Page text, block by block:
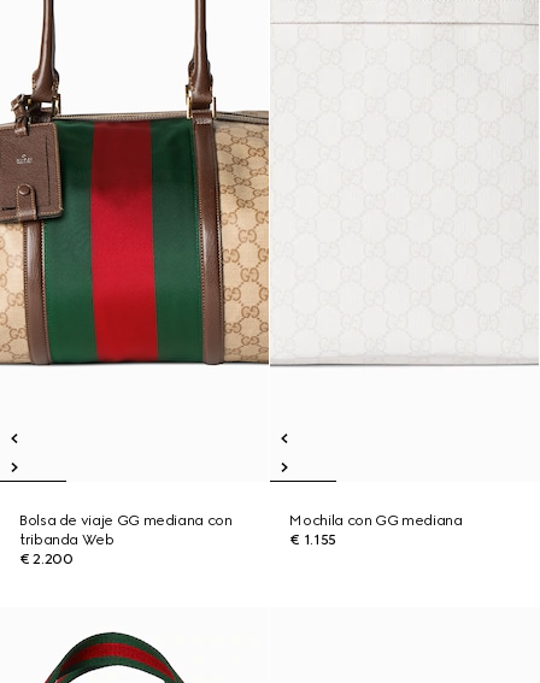
Bolsa de viaje GG mediana con
tribanda Web
€ 2.200
Mochila con GG mediana
€ 1.155